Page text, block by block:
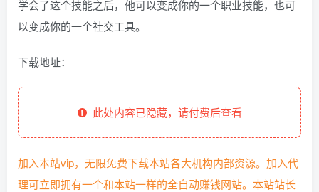
学会了这个技能之后，他可以变成你的一个职业技能，也可
以变成你的一个社交工具。
下载地址：
此处内容已隐藏，请付费后查看
加入本站vip，无限免费下载本站各大机构内部资源。加入代
理可立即拥有一个和本站一样的全自动赚钱网站。本站站长